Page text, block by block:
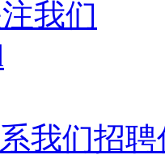
我们
我们招聘